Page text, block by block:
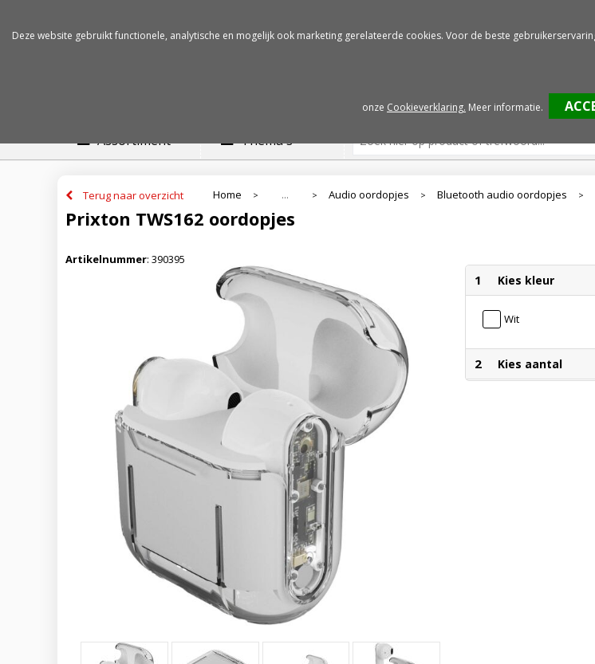
Assortiment Thema's
Terug naar overzicht Home > ... > Audio oordopjes > Bluetooth audio oordopjes >
Prixton TWS162 oordopjes
Artikelnummer: 390395
1 Kies kleur
Wit
2 Kies aantal
Deze website gebruikt functionele, analytische en mogelijk ook marketing gerelateerde cookies. Voor de beste
onze Cookieverklaring. Meer informatie.